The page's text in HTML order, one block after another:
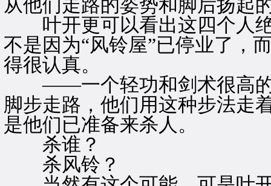
从他们走路的姿势和脚后扬起
叶开更可以看出这四个人绝
不是因为“风铃屋”已停业了，
得很认真。
——一个轻功和剑术很高的
脚步走路，他们用这种步法走
是他们已准备来杀人。
杀谁？
杀风铃？